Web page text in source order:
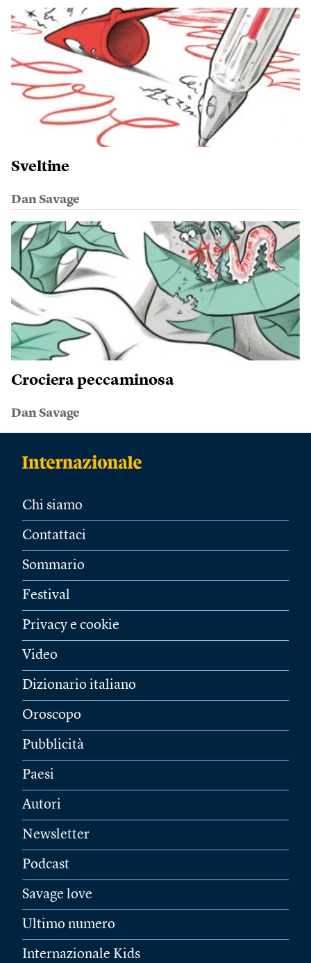
Sveltine
Dan Savage
Crociera peccaminosa
Dan Savage
Chi siamo
Contattaci
Sommario
Festival
Privacy e cookie
Video
Dizionario italiano
Oroscopo
Pubblicità
Paesi
Autori
Newsletter
Podcast
Savage love
Ultimo numero
Internazionale Kids